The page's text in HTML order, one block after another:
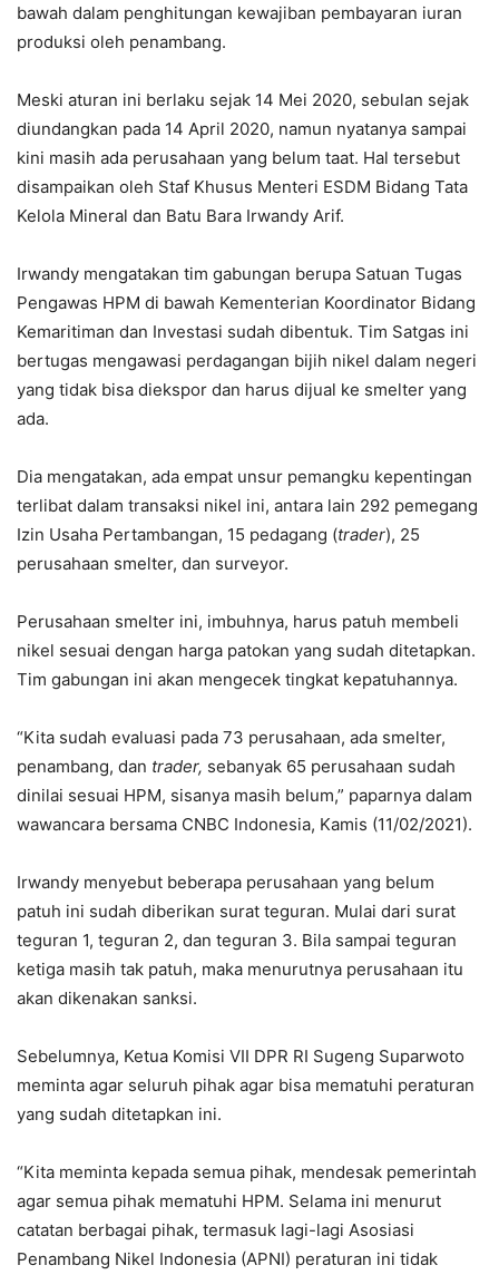
bawah dalam penghitungan kewajiban pembayaran iuran
produksi oleh penambang.
Meski aturan ini berlaku sejak 14 Mei 2020, sebulan sejak
diundangkan pada 14 April 2020, namun nyatanya sampai
kini masih ada perusahaan yang belum taat. Hal tersebut
disampaikan oleh Staf Khusus Menteri ESDM Bidang Tata
Kelola Mineral dan Batu Bara Irwandy Arif.
Irwandy mengatakan tim gabungan berupa Satuan Tugas
Pengawas HPM di bawah Kementerian Koordinator Bidang
Kemaritiman dan Investasi sudah dibentuk. Tim Satgas ini
bertugas mengawasi perdagangan bijih nikel dalam negeri
yang tidak bisa diekspor dan harus dijual ke smelter yang
ada.
Dia mengatakan, ada empat unsur pemangku kepentingan
terlibat dalam transaksi nikel ini, antara lain 292 pemegang
Izin Usaha Pertambangan, 15 pedagang (trader), 25
perusahaan smelter, dan surveyor.
Perusahaan smelter ini, imbuhnya, harus patuh membeli
nikel sesuai dengan harga patokan yang sudah ditetapkan.
Tim gabungan ini akan mengecek tingkat kepatuhannya.
“Kita sudah evaluasi pada 73 perusahaan, ada smelter,
penambang, dan trader, sebanyak 65 perusahaan sudah
dinilai sesuai HPM, sisanya masih belum,” paparnya dalam
wawancara bersama CNBC Indonesia, Kamis (11/02/2021).
Irwandy menyebut beberapa perusahaan yang belum
patuh ini sudah diberikan surat teguran. Mulai dari surat
teguran 1, teguran 2, dan teguran 3. Bila sampai teguran
ketiga masih tak patuh, maka menurutnya perusahaan itu
akan dikenakan sanksi.
Sebelumnya, Ketua Komisi VII DPR RI Sugeng Suparwoto
meminta agar seluruh pihak agar bisa mematuhi peraturan
yang sudah ditetapkan ini.
“Kita meminta kepada semua pihak, mendesak pemerintah
agar semua pihak mematuhi HPM. Selama ini menurut
catatan berbagai pihak, termasuk lagi-lagi Asosiasi
Penambang Nikel Indonesia (APNI) peraturan ini tidak